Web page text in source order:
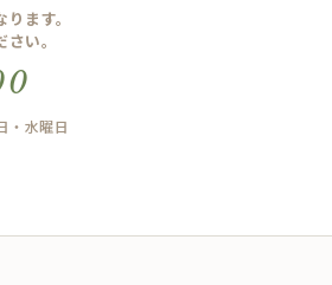
ます。
い。
・水曜日